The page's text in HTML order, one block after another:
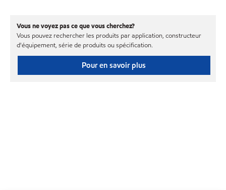
Vous ne voyez pas ce que vous cherchez?
Vous pouvez rechercher les produits par application, constructeur
d'équipement, série de produits ou spécification.
Pour en savoir plus